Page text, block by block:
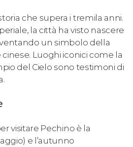
che supera i tremila anni.
la città ha visto nascere
un simbolo della
Luoghi iconici come la
del Cielo sono testimoni di
visitare Pechino è la
e l’autunno